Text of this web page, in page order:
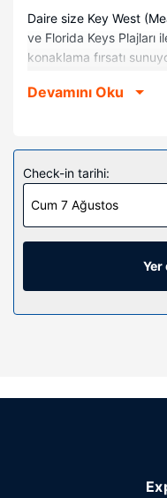
Daire size Key West
ve Florida Keys Plajları
konaklama fırsatı
mesafede.
Konforunuz için daire
Otelin güzelliği
Açık havuz ve açık
desteği ve piknik alanı
Misafirler için ATM/
Ücretsiz otopark vardır.
Devamını Oku
Check-in tarihi:
Cum 7 Ağustos
Yer